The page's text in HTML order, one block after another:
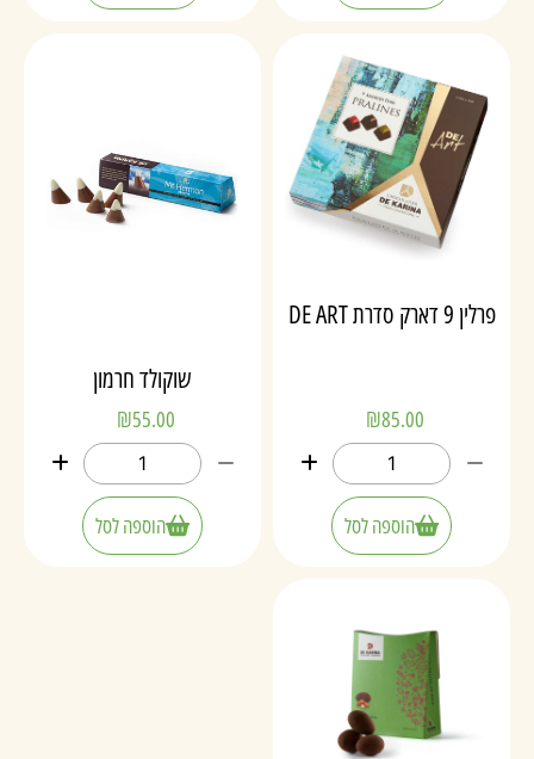
פרלין 9 דארק סדרת DE ART
₪85.00
הוספה לסל
שוקולד חרמון
₪55.00
הוספה לסל